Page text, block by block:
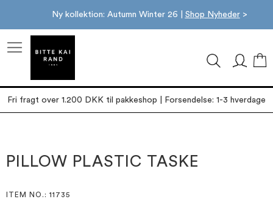
Ny kollektion: Autumn Winter 26 | Shop Nyheder>
Fri fragt over 1.200 DKK til pakkeshop | Forsendelse: 1-3 hverdage
slutningen
af
starten
afPILLOW PLASTIC TASKE
ITEM NO. : 11735